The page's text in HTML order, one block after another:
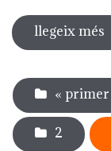
llegeix més
Pàgines
« primer
2